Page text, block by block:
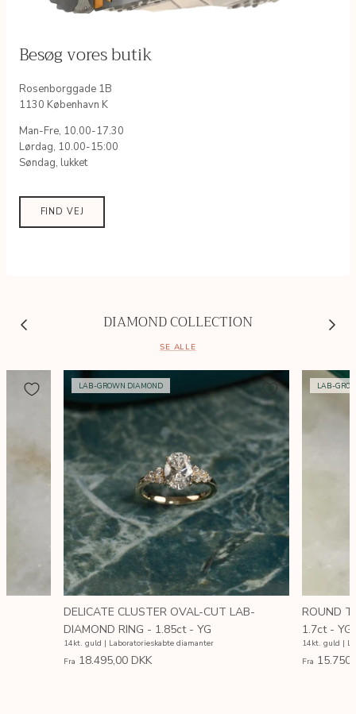
Besøg vores butik
Rosenborggade 1B
1130 København K
Man-Fre, 10.00-17.30
Lørdag, 10.00-15:00
Søndag, lukket
FIND VEJ
DIAMOND COLLECTION
SE ALLE
LAB-GROWN DIAMOND
DELICATE CLUSTER OVAL-CUT LAB-
DIAMOND RING - 1.85ct - YG
14kt. guld | Laboratorieskabte diamanter
Fra 18.495,00 DKK
LAB-
ROUND
1.7ct - YG
14kt. guld |
Fra